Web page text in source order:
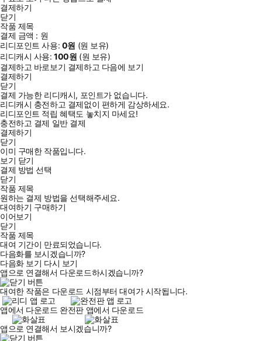
결제하기
닫기
작품 제목
결제 금액 : 원
리디포인트 사용: 0원 (원 보유)
리디캐시 사용:100원 (원 보유)
결제하고 바로보기 결제하고 다음에 보기
결제하기
닫기
결제 가능한 리디캐시, 포인트가 없습니다.
리디캐시 충전하고 결제없이 편하게 감상하세요.
리디포인트 적립 혜택도 놓치지 마세요!
충전하고 결제 일반 결제
결제하기
닫기
이미 구매한 작품입니다.
보기 닫기
결제 방법 선택
닫기
작품 제목
원하는 결제 방법을 선택해주세요.
대여하기 구매하기
이어보기
닫기
작품 제목
대여 기간이 만료되었습니다.
다음화를 보시겠습니까?
다음화 보기 다시 보기
앱으로 연결해서 다운로드하시겠습니까?
대여한 작품은 다운로드 시점부터 대여가 시작됩니다.
앱에서 다운로드 완전판 앱에서 다운로드
앱으로 연결해서 보시겠습니까?